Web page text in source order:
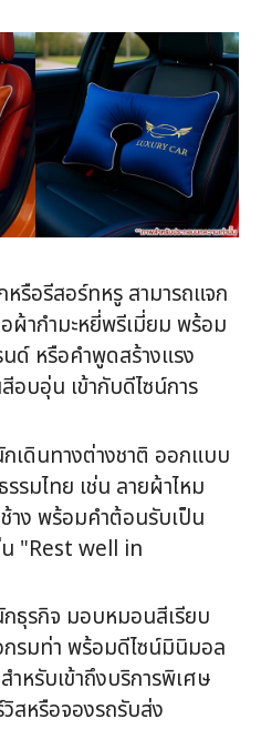
รือรีสอร์ทหรู สามารถแจก
ผ้ากำมะหยี่พรีเมี่ยม พร้อม
ด์ หรือคำพูดสร้างแรง
อบอุ่น เข้ากับดีไซน์การ
เดินทางต่างชาติ ออกแบบ
รมไทย เช่น ลายผ้าไหม
าง พร้อมคำต้อนรับเป็น
"Rest well in
กธุรกิจ มอบหมอนสีเรียบ
กรมท่า พร้อมดีไซน์มินิมอล
ำหรับเข้าถึงบริการพิเศษ
วิสหรือจองรถรับส่ง